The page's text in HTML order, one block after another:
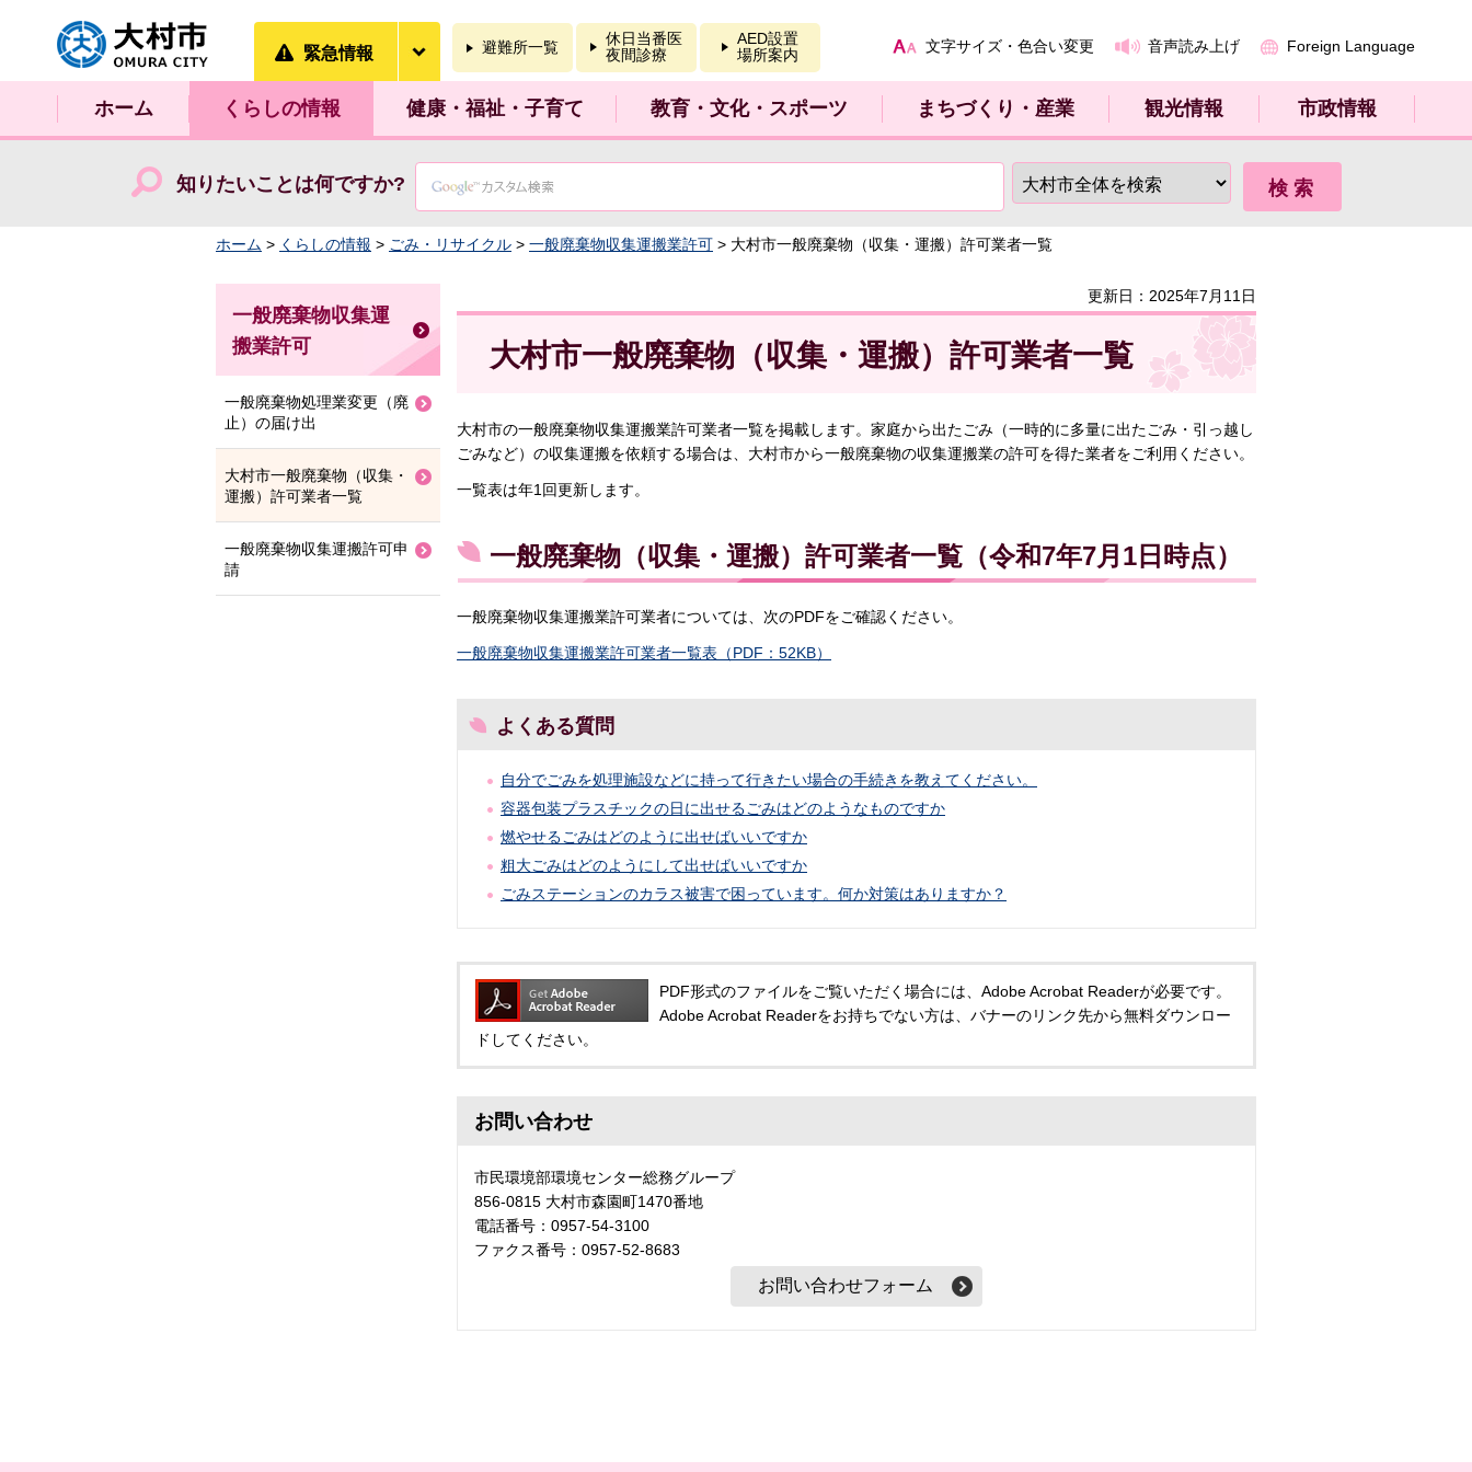
大村市
緊急情報 避難所一覧
休日当番医
夜間診療
AED設置
場所案内
文字サイズ・色合い変更 音声読み上げ Foreign Language
ホーム くらしの情報 健康・福祉・子育て 教育・文化・スポーツ まちづくり・産業 観光情報 市政情報
知りたいことは何ですか?
ホーム > くらしの情報 > ごみ・リサイクル > 一般廃棄物収集運搬業許可 > 大村市一般廃棄物（収集・運搬）許可業者一覧
更新日：2025年7月11日
大村市一般廃棄物（収集・運搬）許可業者一覧
大村市の一般廃棄物収集運搬業許可業者一覧を掲載します。家庭から出たごみ（一時的に多量に出たごみ・引っ越し
ごみなど）の収集運搬を依頼する場合は、大村市から一般廃棄物の収集運搬業の許可を得た業者をご利用ください。
一覧表は年1回更新します。
一般廃棄物（収集・運搬）許可業者一覧（令和7年7月1日時点）
一般廃棄物収集運搬業許可業者については、次のPDFをご確認ください。
一般廃棄物収集運搬業許可業者一覧表（PDF：52KB）
よくある質問
自分でごみを処理施設などに持って行きたい場合の手続きを教えてください。
容器包装プラスチックの日に出せるごみはどのようなものですか
燃やせるごみはどのように出せばいいですか
粗大ごみはどのようにして出せばいいですか
ごみステーションのカラス被害で困っています。何か対策はありますか？
PDF形式のファイルをご覧いただく場合には、Adobe Acrobat Readerが必要です。
Adobe Acrobat Readerをお持ちでない方は、バナーのリンク先から無料ダウンロー
ドしてください。
お問い合わせ
市民環境部環境センター総務グループ
856-0815 大村市森園町1470番地
電話番号：0957-54-3100
ファクス番号：0957-52-8683
一般廃棄物収集運
搬業許可
一般廃棄物処理業変更（廃
止）の届け出
大村市一般廃棄物（収集・
運搬）許可業者一覧
一般廃棄物収集運搬許可申
請